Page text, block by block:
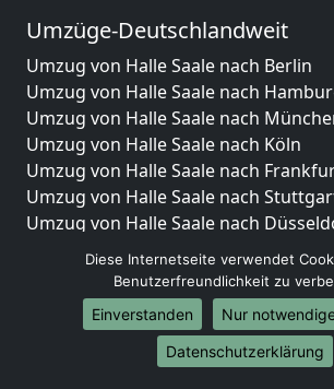
Umzüge-Deutschlandweit
Umzug von Halle Saale nach Berlin
Umzug von Halle Saale nach
Umzug von Halle Saale nach
Umzug von Halle Saale nach Köln
Umzug von Halle Saale nach
Umzug von Halle Saale nach
Umzug von Halle Saale nach
Umzug von Halle Saale nach Leipzig
Umzug von Halle Saale nach
Umzug von Halle Saale nach Essen
Umzug von Halle Saale nach Bremen
Umzug von Halle Saale nach Dresden
Diese Internetseite verwendet
Benutzerfreundlichkeit zu
Einverstanden
Nur
Datenschutzerklärung